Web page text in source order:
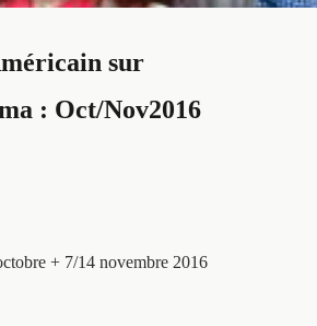
sur
: Oct/Nov2016
+ 7/14 novembre 2016